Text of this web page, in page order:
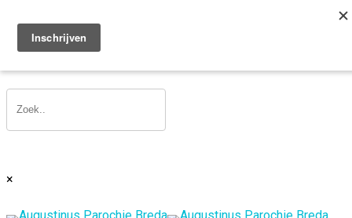
Toggle navigation
×